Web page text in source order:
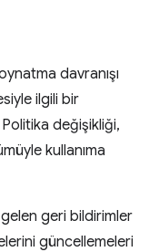
davranışı
ilgili bir
değişikliği,
kullanıma
geri bildirimler
güncellemeleri